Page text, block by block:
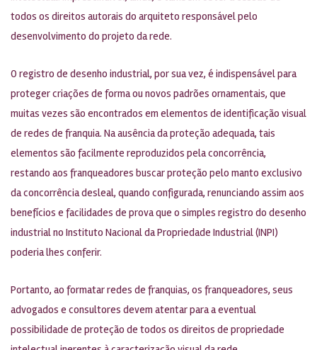
todos os direitos autorais do arquiteto responsável pelo
desenvolvimento do projeto da rede.
O registro de desenho industrial, por sua vez, é indispensável para
proteger criações de forma ou novos padrões ornamentais, que
muitas vezes são encontrados em elementos de identificação visual
de redes de franquia. Na ausência da proteção adequada, tais
elementos são facilmente reproduzidos pela concorrência,
restando aos franqueadores buscar proteção pelo manto exclusivo
da concorrência desleal, quando configurada, renunciando assim aos
benefícios e facilidades de prova que o simples registro do desenho
industrial no Instituto Nacional da Propriedade Industrial (INPI)
poderia lhes conferir.
Portanto, ao formatar redes de franquias, os franqueadores, seus
advogados e consultores devem atentar para a eventual
possibilidade de proteção de todos os direitos de propriedade